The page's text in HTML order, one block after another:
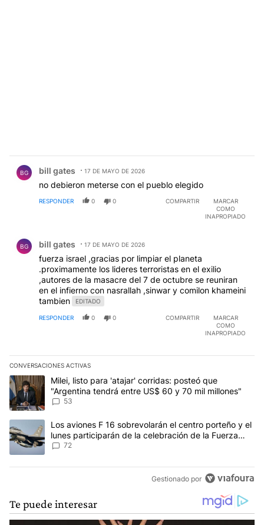
BG bill gates 17 DE MAYO DE 2026
no debieron meterse con el pueblo elegido
RESPONDER 0 0 COMPARTIR
MARCAR
COMO
INAPROPIADO
BG bill gates 17 DE MAYO DE 2026
fuerza israel ,gracias por limpiar el planeta
.proximamente los lideres terroristas en el exilio
,autores de la masacre del 7 de octubre se reuniran
en el infierno con nasrallah ,sinwar y comilon khameini
tambien
EDITADO
RESPONDER 0 0 COMPARTIR
MARCAR
COMO
INAPROPIADO
CONVERSACIONES ACTIVAS
Este listado muestra los artículos con más comentarios en los
Un artículo de tendencia con el título "Milei, listo para 'atajar'
Milei, listo para 'atajar' corridas: posteó que
"Argentina tendrá entre US$ 60 y 70 mil millones"
53
Un artículo de tendencia con el título "Los aviones F 16
Los aviones F 16 sobrevolarán el centro porteño y el
lunes participarán de la celebración de la Fuerza
Aérea
72
Gestionado por